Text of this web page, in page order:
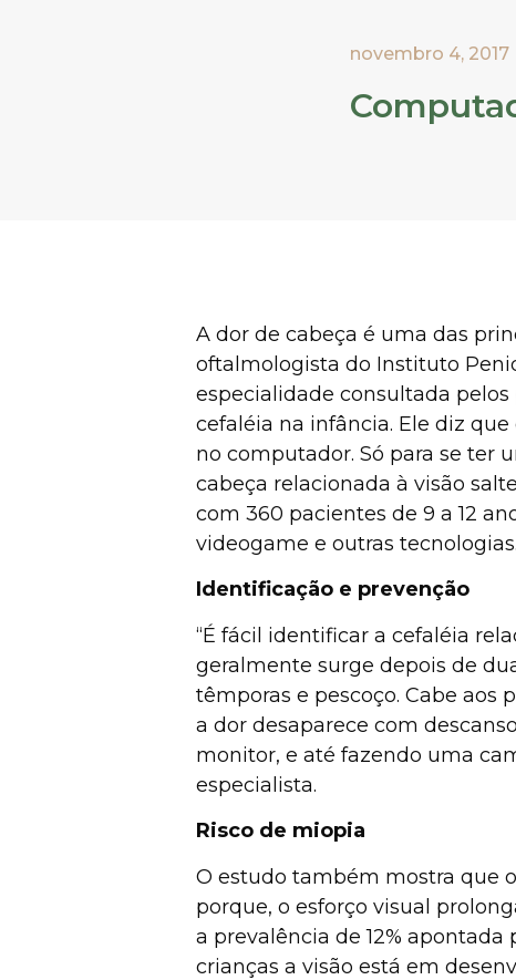
novembro 4, 2017
A dor de cabeça é uma das
oftalmologista do Instituto
especialidade consultada pelos
cefaléia na infância. Ele diz
no computador. Só para se ter
cabeça relacionada à visão
com 360 pacientes de 9 a 12
videogame e outras tecnologias.
Identificação e prevenção
“É fácil identificar a cefaléia
geralmente surge depois de
têmporas e pescoço. Cabe aos
a dor desaparece com
monitor, e até fazendo uma
especialista.
Risco de miopia
O estudo também mostra que
porque, o esforço visual
a prevalência de 12%
crianças a visão está em